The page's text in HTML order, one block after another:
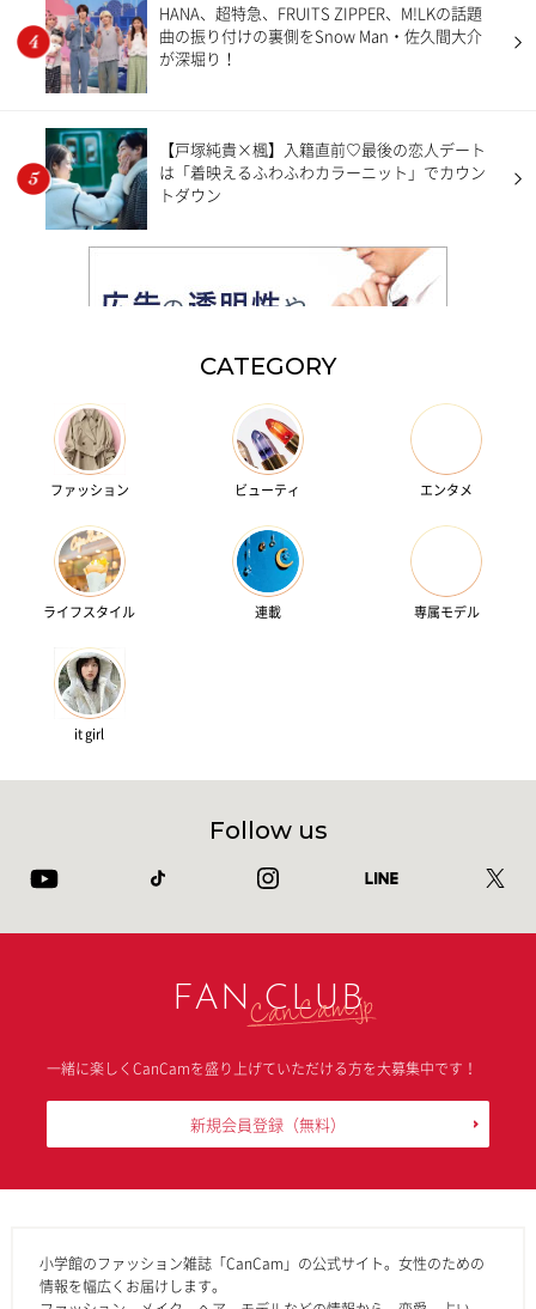
HANA、超特急、FRUITS ZIPPER、M!LKの話題
曲の振り付けの裏側をSnow Man・佐久間大介
が深堀り！
【戸塚純貴×楓】入籍直前♡最後の恋人デート
は「着映えるふわふわカラーニット」でカウン
トダウン
CATEGORY
ファッション ビューティ エンタメ
ライフスタイル 連載 専属モデル
it girl
Follow us
FAN CLUB
一緒に楽しくCanCamを盛り上げていただける方を大募集中です！
新規会員登録 （無料）
小学館のファッション雑誌「CanCam」の公式サイト。女性のための
情報を幅広くお届けします。